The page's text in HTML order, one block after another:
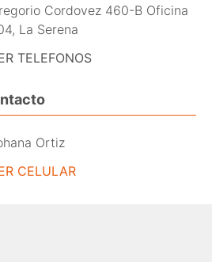
Cordovez 460-B Oficina
La Serena
TELEFONOS
Ortiz
CELULAR